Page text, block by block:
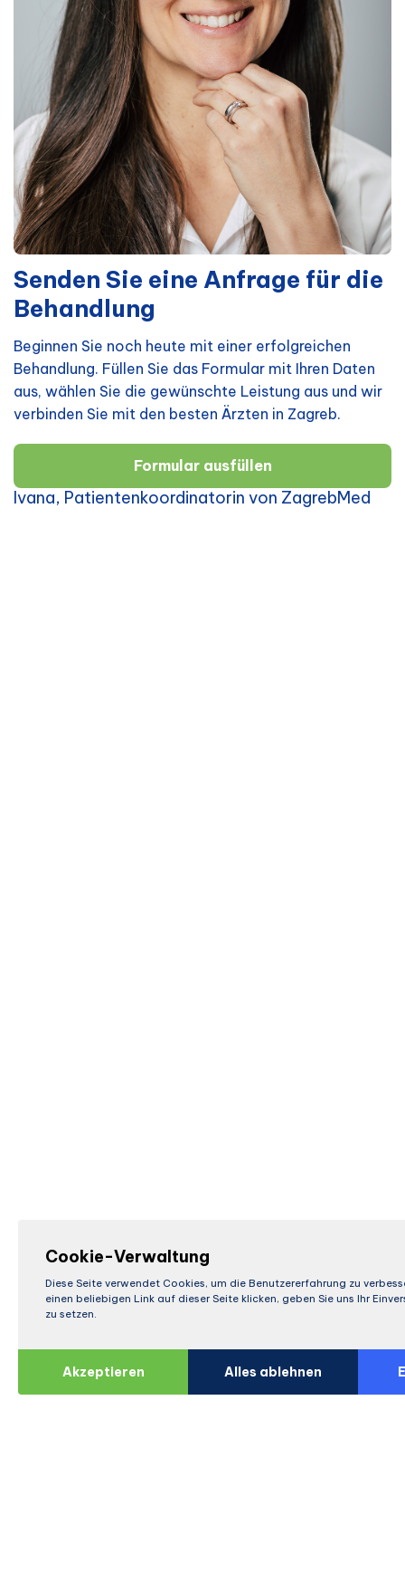
Senden Sie eine Anfrage für die
Behandlung
Beginnen Sie noch heute mit einer erfolgreichen
Behandlung. Füllen Sie das Formular mit Ihren Daten
aus, wählen Sie die gewünschte Leistung aus und wir
verbinden Sie mit den besten Ärzten in Zagreb.
Formular ausfüllen
Ivana, Patientenkoordinatorin von ZagrebMed
Cookie-Verwaltung
Diese Seite verwendet Cookies, um die Benutzererfahrung zu
einen beliebigen Link auf dieser Seite klicken, geben Sie uns Ihr
zu setzen.
Akzeptieren Alles ablehnen